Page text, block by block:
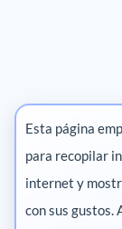
Esta página
para recopilar
internet y
con sus gustos.